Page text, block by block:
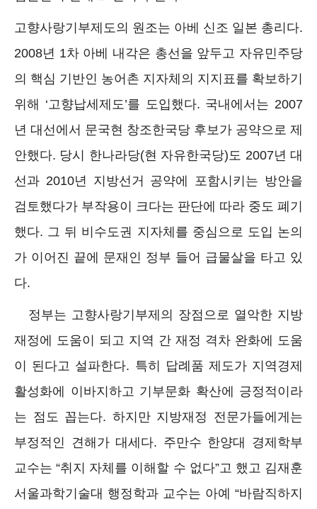
고향사랑기부제도의 원조는 아베 신조 일본 총리다.
2008년 1차 아베 내각은 총선을 앞두고 자유민주당
의 핵심 기반인 농어촌 지자체의 지지표를 확보하기
위해 ‘고향납세제도’를 도입했다. 국내에서는 2007
년 대선에서 문국현 창조한국당 후보가 공약으로 제
안했다. 당시 한나라당(현 자유한국당)도 2007년 대
선과 2010년 지방선거 공약에 포함시키는 방안을
검토했다가 부작용이 크다는 판단에 따라 중도 폐기
했다. 그 뒤 비수도권 지자체를 중심으로 도입 논의
가 이어진 끝에 문재인 정부 들어 급물살을 타고 있
다.
정부는 고향사랑기부제의 장점으로 열악한 지방
재정에 도움이 되고 지역 간 재정 격차 완화에 도움
이 된다고 설파한다. 특히 답례품 제도가 지역경제
활성화에 이바지하고 기부문화 확산에 긍정적이라
는 점도 꼽는다. 하지만 지방재정 전문가들에게는
부정적인 견해가 대세다. 주만수 한양대 경제학부
교수는 “취지 자체를 이해할 수 없다”고 했고 김재훈
서울과학기술대 행정학과 교수는 아예 “바람직하지